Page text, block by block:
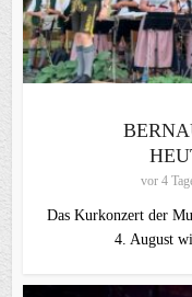
vor 4
Das Kurkonzert der
4. August